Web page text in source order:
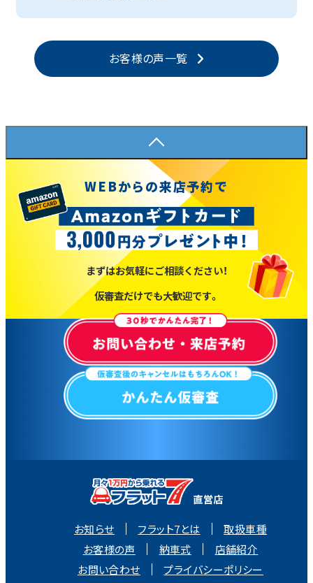
お客様の声一覧
WEBからの来店予約で
まずはお気軽にご相談ください！
仮審査だけでも大歓迎です。
お知らせ フラット7とは
取扱車種
お客様の声
納車式
店舗紹介
お問い合わせ
プライバシーポリシー